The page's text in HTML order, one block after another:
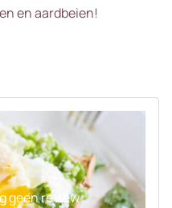
en aardbeien!
geen review